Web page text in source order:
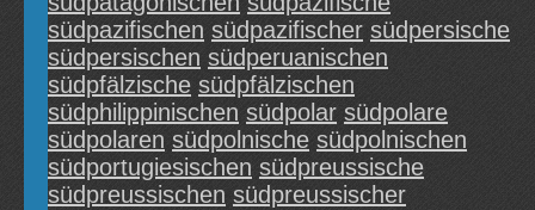
südpazifischen südpazifischer südpersische
südpersischen südperuanischen
südpfälzische südpfälzischen
südphilippinischen südpolar südpolare
südpolaren südpolnische südpolnischen
südportugiesischen südpreussische
südpreussischen südpreussischer